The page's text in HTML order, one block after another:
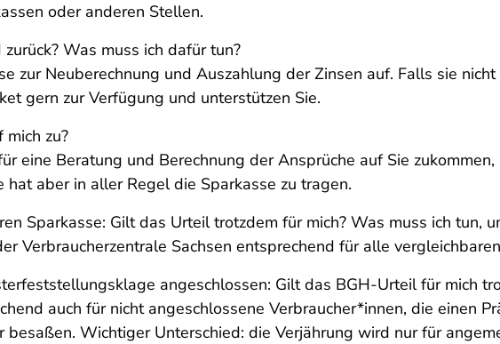
oder anderen Stellen.
Was muss ich dafür tun?
zur Neuberechnung und Auszahlung der Zinsen auf. Falls sie
gern zur Verfügung und unterstützen Sie.
mich zu?
eine Beratung und Berechnung der Ansprüche auf Sie
hat aber in aller Regel die Sparkasse zu tragen.
Sparkasse: Gilt das Urteil trotzdem für mich? Was muss ich tun,
Verbraucherzentrale Sachsen entsprechend für alle
angeschlossen: Gilt das BGH-Urteil für mich
auch für nicht angeschlossene Verbraucher*innen, die einen
besaßen. Wichtiger Unterschied: die Verjährung wird nur für